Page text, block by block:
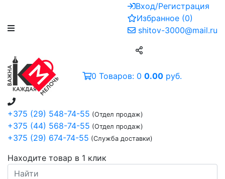
Вход/Регистрация
Избранное (0)
shitov-3000@mail.ru
+375 (29) 548-74-55 (Отдел продаж)
+375 (44) 568-74-55 (Отдел продаж)
+375 (29) 674-74-55 (Служба доставки)
Находите товар в 1 клик
0 Товаров: 0 0.00 руб.